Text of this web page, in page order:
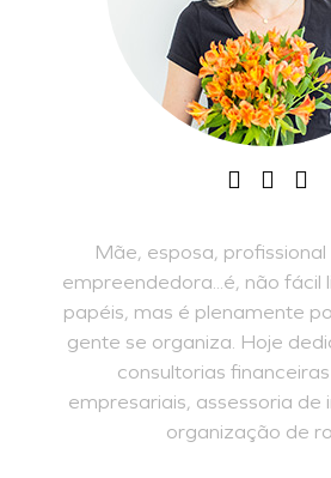
Mãe, esposa,
empreendedora...é, não fácil
papéis, mas é plenamente
gente se organiza. Hoje
consultorias
empresariais, assessoria de
organização de